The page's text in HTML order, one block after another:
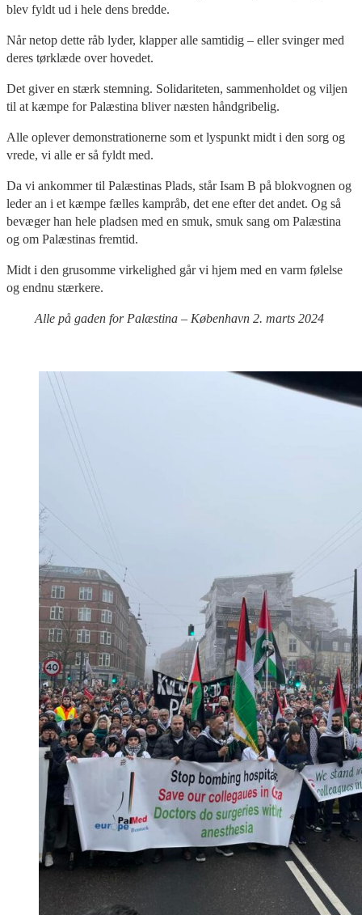
blev fyldt ud i hele dens bredde.
Når netop dette råb lyder, klapper alle samtidig – eller svinger med
deres tørklæde over hovedet.
Det giver en stærk stemning. Solidariteten, sammenholdet og viljen
til at kæmpe for Palæstina bliver næsten håndgribelig.
Alle oplever demonstrationerne som et lyspunkt midt i den sorg og
vrede, vi alle er så fyldt med.
Da vi ankommer til Palæstinas Plads, står Isam B på blokvognen og
leder an i et kæmpe fælles kampråb, det ene efter det andet. Og så
bevæger han hele pladsen med en smuk, smuk sang om Palæstina
og om Palæstinas fremtid.
Midt i den grusomme virkelighed går vi hjem med en varm følelse
og endnu stærkere.
Alle på gaden for Palæstina – København 2. marts 2024